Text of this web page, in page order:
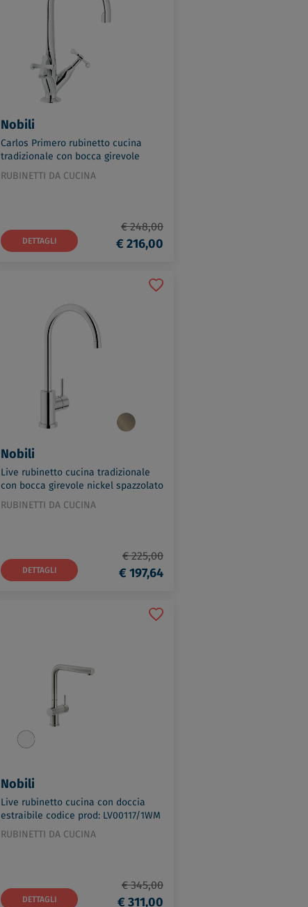
Nobili
Carlos Primero rubinetto cucina
tradizionale con bocca girevole
cromato codice prod: CP217CR
RUBINETTI DA CUCINA
DETTAGLI
€ 248,00
€ 216,00
Nobili
Live rubinetto cucina tradizionale
con bocca girevole nickel spazzolato
codice prod: LV00133IX
RUBINETTI DA CUCINA
DETTAGLI
€ 225,00
€ 197,64
Nobili
Live rubinetto cucina con doccia
estraibile codice prod: LV00117/1WM
RUBINETTI DA CUCINA
DETTAGLI
€ 345,00
€ 311,00